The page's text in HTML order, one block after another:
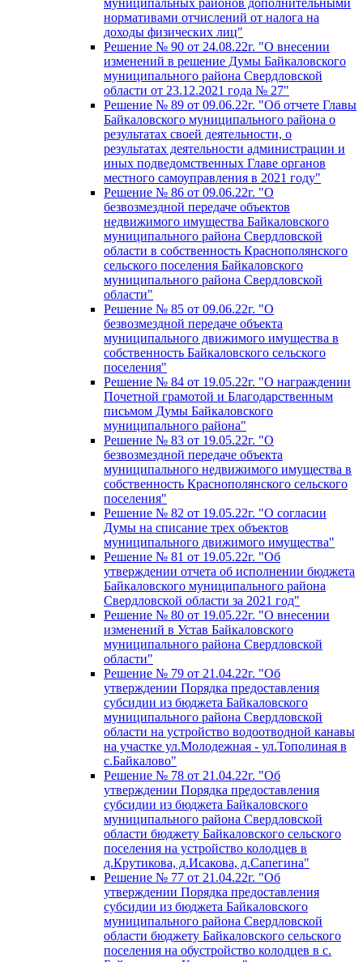
муниципальных районов дополнительными
нормативами отчислений от налога на
доходы физических лиц"
Решение № 90 от 24.08.22г. "О внесении
изменений в решение Думы Байкаловского
муниципального района Свердловской
области от 23.12.2021 года № 27"
Решение № 89 от 09.06.22г. "Об отчете Главы
Байкаловского муниципального района о
результатах своей деятельности, о
результатах деятельности администрации и
иных подведомственных Главе органов
местного самоуправления в 2021 году"
Решение № 86 от 09.06.22г. "О
безвозмездной передаче объектов
недвижимого имущества Байкаловского
муниципального района Свердловской
области в собственность Краснополянского
сельского поселения Байкаловского
муниципального района Свердловской
области"
Решение № 85 от 09.06.22г. "О
безвозмездной передаче объекта
муниципального движимого имущества в
собственность Байкаловского сельского
поселения"
Решение № 84 от 19.05.22г. "О награждении
Почетной грамотой и Благодарственным
письмом Думы Байкаловского
муниципального района"
Решение № 83 от 19.05.22г. "О
безвозмездной передаче объекта
муниципального недвижимого имущества в
собственность Краснополянского сельского
поселения"
Решение № 82 от 19.05.22г. "О согласии
Думы на списание трех объектов
муниципального движимого имущества"
Решение № 81 от 19.05.22г. "Об
утверждении отчета об исполнении бюджета
Байкаловского муниципального района
Свердловской области за 2021 год"
Решение № 80 от 19.05.22г. "О внесении
изменений в Устав Байкаловского
муниципального района Свердловской
области"
Решение № 79 от 21.04.22г. "Об
утверждении Порядка предоставления
субсидии из бюджета Байкаловского
муниципального района Свердловской
области на устройство водоотводной канавы
на участке ул.Молодежная - ул.Тополиная в
с.Байкалово"
Решение № 78 от 21.04.22г. "Об
утверждении Порядка предоставления
субсидии из бюджета Байкаловского
муниципального района Свердловской
области бюджету Байкаловского сельского
поселения на устройство колодцев в
д.Крутикова, д.Исакова, д.Сапегина"
Решение № 77 от 21.04.22г. "Об
утверждении Порядка предоставления
субсидии из бюджета Байкаловского
муниципального района Свердловской
области бюджету Байкаловского сельского
поселения на обустройство колодцев в с.